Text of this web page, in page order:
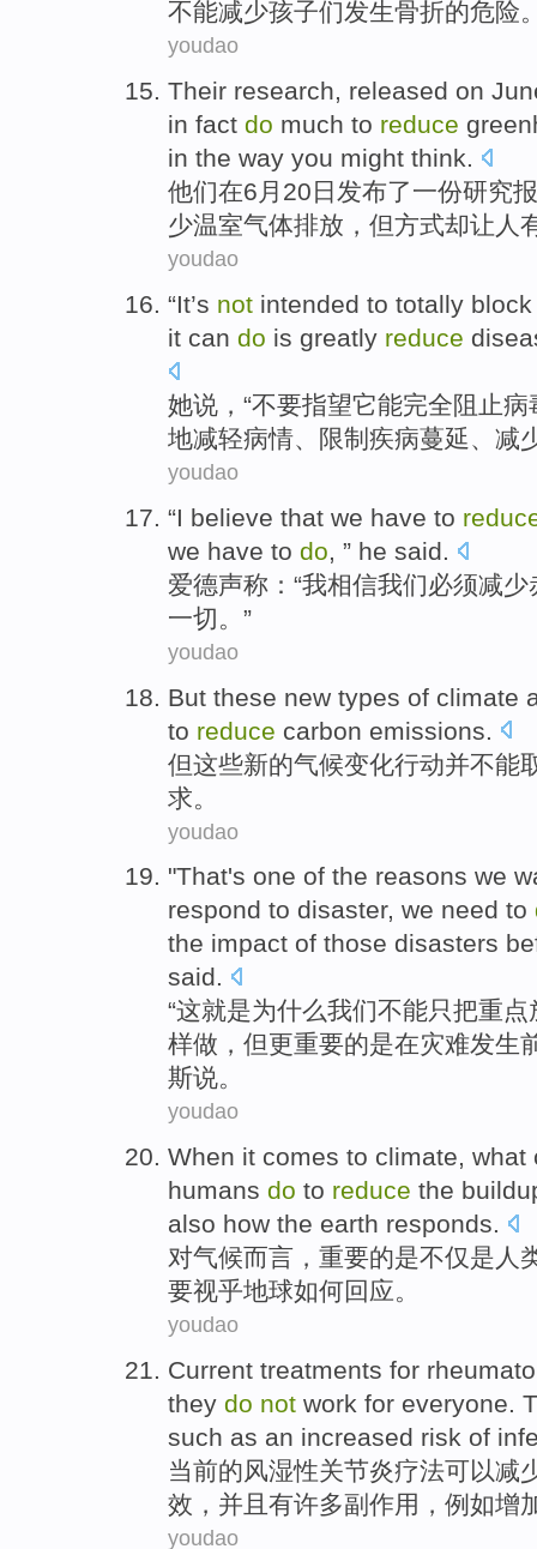
不能减少孩子们发生骨折的危险
youdao
Their research, released on
in fact do much to reduce
in the way you might think.
他们在6月 20 日 发布了一份研究
少温室气体排放 ， 但方式却让人
youdao
“It’s not intended to totally block
it can do is greatly reduce
她说 ，“不要指望它能完全阻止病
地减轻病情、限制疾病蔓延、减
youdao
“I believe that we have to
we have to do, ” he said.
爱德声称：“我相信我们必须减少
一切。”
youdao
But these new types of climate
to reduce carbon emissions
但这些新的气候变化行动并不能
求 。
youdao
"That's one of the reasons we
respond to disaster, we need to
the impact of those disasters
said.
“这就是为什么我们不能只把重点
样做 ， 但更重要的是在灾难发生
斯说。
youdao
When it comes to climate, what
humans do to reduce the
also how the earth responds.
对气候而言， 重要的是不仅是 人
要视乎地球如何回应。
youdao
Current treatments for
they do not work for everyone.
such as an increased risk of
当前的风湿性关节炎疗法可以减
效， 并且 有许多副作用 ， 例如增
youdao